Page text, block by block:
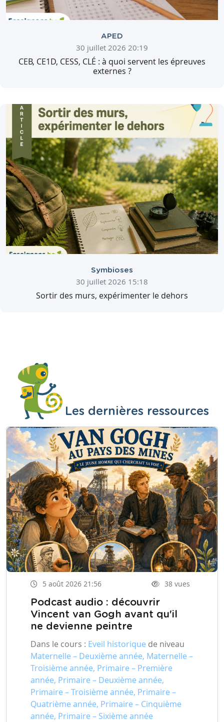
APED
30 juillet 2026 20:19
CEB, CE1D, CESS, CLÉ : à quoi servent les épreuves
externes ?
Symbioses
30 juillet 2026 15:18
Sortir des murs, expérimenter le dehors
Les dernières ressources
5 août 2026 21:56 38 vues
Podcast audio : découvrir
Vincent van Gogh avant qu'il
ne devienne peintre
Dans le cours : Eveil historique de niveau
Maternelle – Deuxième année, Maternelle –
Troisième année, Primaire – Première
année, Primaire – Deuxième année,
Primaire – Troisième année, Primaire –
Quatrième année, Primaire – Cinquième
année, Primaire – Sixième année